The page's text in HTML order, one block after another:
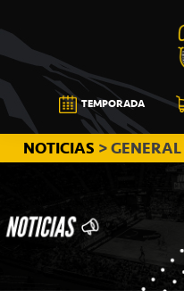
a
la
navegación
principal
al
contenido
principal
a
la
barra
lateral
principal
CB
CANARIAS
TEMPORADA
NOTICIAS > GENERAL